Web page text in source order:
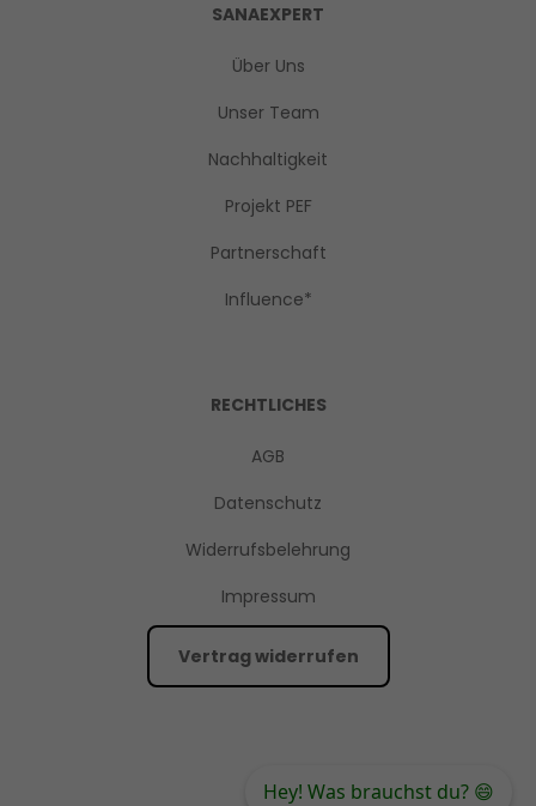
SANAEXPERT
Über Uns
Unser Team
Nachhaltigkeit
Projekt PEF
Partnerschaft
Influence*
RECHTLICHES
AGB
Datenschutz
Widerrufsbelehrung
Impressum
Vertrag widerrufen
Hey! Was brauchst du? 😄